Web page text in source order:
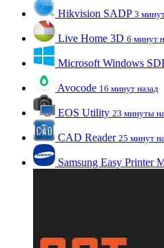
Hikvision SADP 3
Live Home 3D 6 минут
Microsoft Windows
Avocode 16 минут назад
EOS Utility 23 минуты
CAD Reader 25 минут
Samsung Easy Printer